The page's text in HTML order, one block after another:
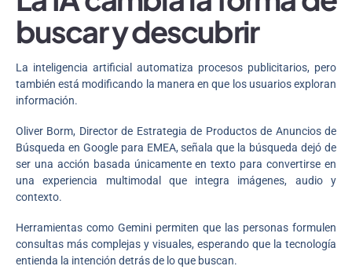
buscar y descubrir
La inteligencia artificial automatiza procesos publicitarios, pero
también está modificando la manera en que los usuarios exploran
información.
Oliver Borm, Director de Estrategia de Productos de Anuncios de
Búsqueda en Google para EMEA, señala que la búsqueda dejó de
ser una acción basada únicamente en texto para convertirse en
una experiencia multimodal que integra imágenes, audio y
contexto.
Herramientas como Gemini permiten que las personas formulen
consultas más complejas y visuales, esperando que la tecnología
entienda la intención detrás de lo que buscan.